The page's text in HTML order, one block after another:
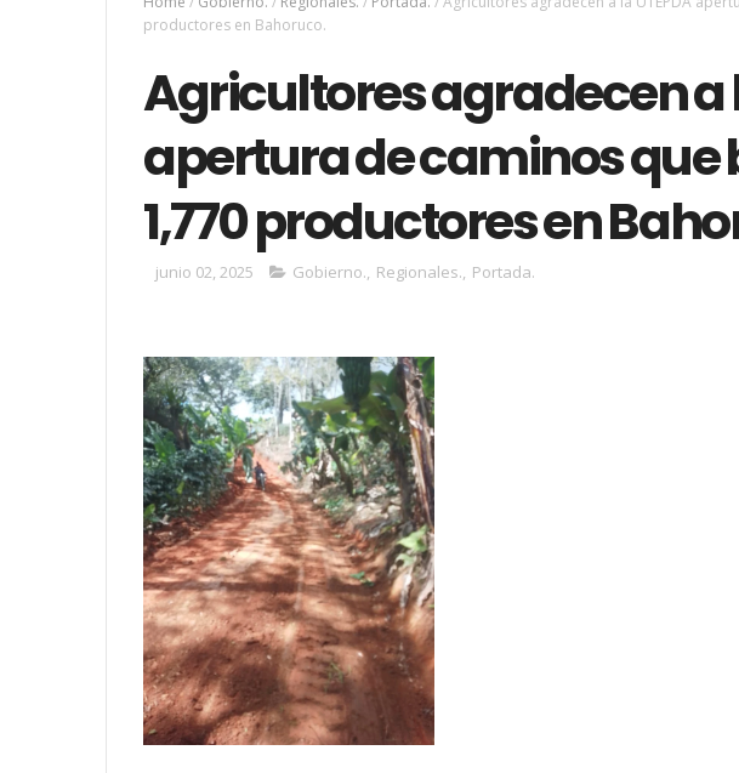
productores en Bahoruco.
Agricultores agradecen a
apertura de caminos que
1,770 productores en
junio 02, 2025 Gobierno., Regionales., Portada.